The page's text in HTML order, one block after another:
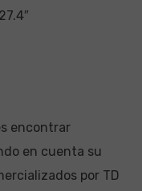
encontrar
en cuenta su
por TD